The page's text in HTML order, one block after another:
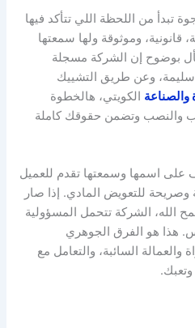
تبدأ من اللحظة اللي تتأكد فيها
وموثوقة ولها سمعتها
بوضوح إن الشركة مسجلة
سليمة، وعن طريق التشييك
والصناعة الكويتي، هالخطوة
والنصب وتضمن حقوقك كاملة
على اسمها وسمعتها تقدم للعميل
للتعويض المادي. إذا صار
الله، الشركة تتحمل المسؤولية
هذا هو الفرق الجوهري
والعمالة السائبة، والتعامل مع